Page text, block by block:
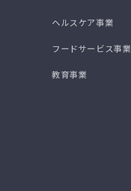
ヘルスケア事業
フードサービス事業
教育事業